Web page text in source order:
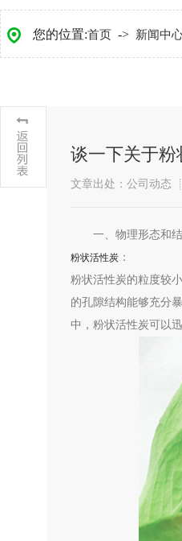
您的位置:首页 -> 新闻中
谈一下关于粉
文章出处：公司动态
一、物理形态和结
粉状活性炭 ：
粉状活性炭的粒度较
的孔隙结构能够充分
中，粉状活性炭可以